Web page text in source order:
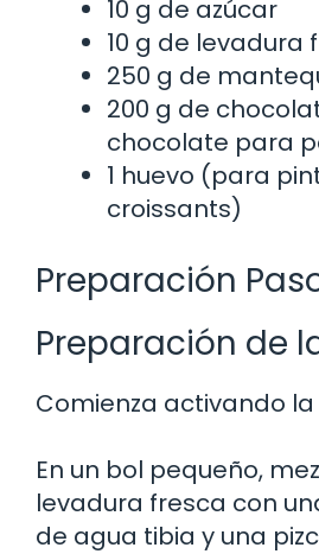
10 g de azúcar
10 g de levadura
250 g de
200 g de
chocolate para
1 huevo (para
croissants)
Preparación
Preparación de
Comienza activando
En un bol pequeño,
levadura fresca con
de agua tibia y una